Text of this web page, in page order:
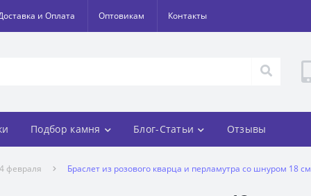
и Оплата Оптовикам Контакты
Подбор камня Блог-Статьи Отзывы
февраля Браслет из розового кварца и перламутра со шнуром 18 см